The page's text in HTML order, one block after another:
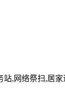
,网络祭扫,居